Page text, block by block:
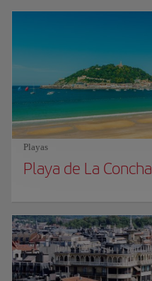
Playas
Playa de La Concha